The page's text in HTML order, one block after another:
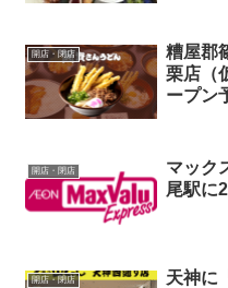
開店・閉店
糟屋郡
栗店（
ープン
開店・閉店
マック
尾駅に
開店・閉店
天神に